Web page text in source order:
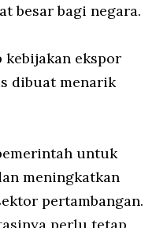
besar bagi negara.
kebijakan ekspor
dibuat menarik
untuk
meningkatkan
pertambangan.
perlu tetap